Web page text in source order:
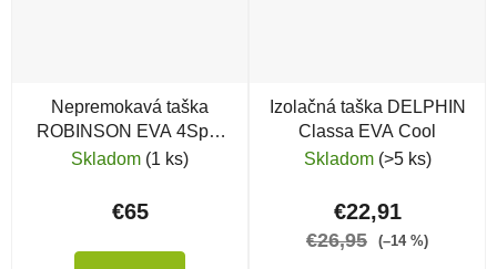
Nepremokavá taška
ROBINSON EVA 4Spin
Classic
Skladom (1 ks)
€65
Izolačná taška DELPHIN
Classa EVA Cool
Skladom (>5 ks)
€22,91
€26,95 (–14 %)